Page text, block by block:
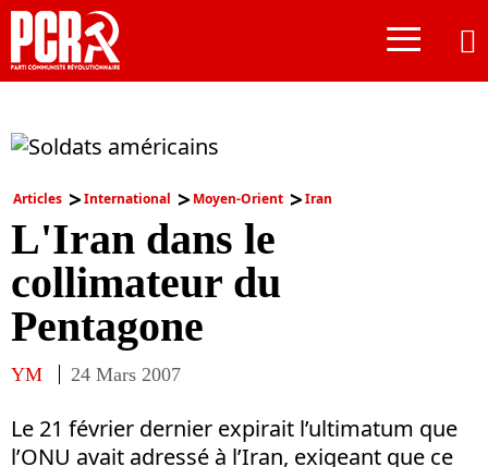
≡
Articles International Moyen-Orient Iran
L'Iran dans le
collimateur du
Pentagone
YM 24 Mars 2007
Le 21 février dernier expirait l’ultimatum que
l’ONU avait adressé à l’Iran, exigeant que ce